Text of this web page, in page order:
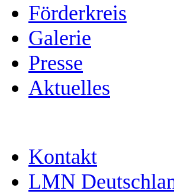
Förderkreis
Galerie
Presse
Aktuelles
Kontakt
LMN